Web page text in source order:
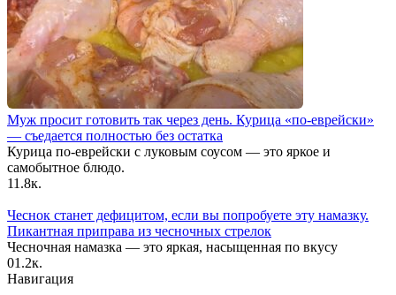
Муж просит готовить так через день. Курица «по-еврейски»
— съедается полностью без остатка
Курица по-еврейски с луковым соусом — это яркое и
самобытное блюдо.
11.8к.
Чеснок станет дефицитом, если вы попробуете эту намазку.
Пикантная приправа из чесночных стрелок
Чесночная намазка — это яркая, насыщенная по вкусу
01.2к.
Навигация